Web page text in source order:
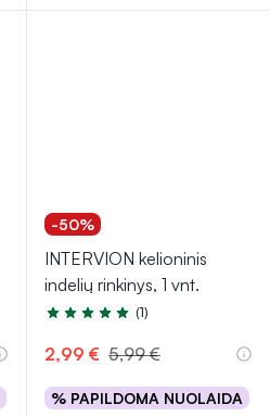
-50%
INTERVION kelioninis
indelių rinkinys, 1 vnt.
Įvertinimas 5.0 iš 5
(1)
2,99 € 5,99 €
% PAPILDOMA NUOLAIDA